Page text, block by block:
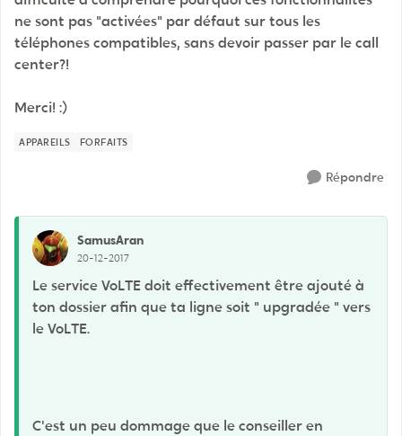
ne sont pas "activées" par défaut sur tous les
téléphones compatibles, sans devoir passer par le call
center?!
Merci! :)
APPAREILS FORFAITS
Répondre
SamusAran
20-12-2017
Le service VoLTE doit effectivement être ajouté à
ton dossier afin que ta ligne soit " upgradée " vers
le VoLTE.
C'est un peu dommage que le conseiller en